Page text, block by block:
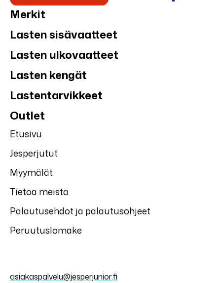
Merkit
Lasten sisävaatteet
Lasten ulkovaatteet
Lasten kengät
Lastentarvikkeet
Outlet
Etusivu
Jesperjutut
Myymälät
Tietoa meistä
Palautusehdot ja palautusohjeet
Peruutuslomake
asiakaspalvelu@jesperjunior.fi